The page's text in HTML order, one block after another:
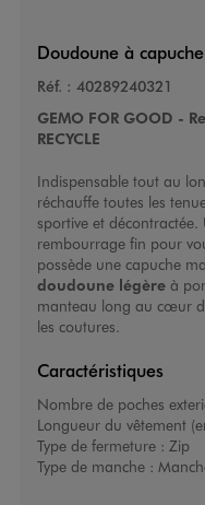
Doudoune à
Réf. : 40289240321
GEMO FOR GOOD -
RECYCLE
Indispensable tout au
réchauffe toutes les
sportive et décontractée.
rembourrage fin pour
possède une capuche
doudoune légère à
manteau long au cœur
les coutures.
Caractéristiques
Nombre de poches
Longueur du vêtement
Type de fermeture : Zip
Type de manche :